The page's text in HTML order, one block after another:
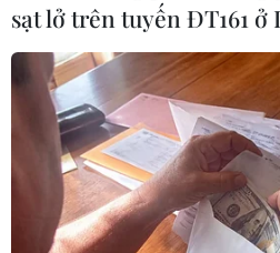
#An ninh #Quốc phòng
#Rodrigo Duterte
#Quân đội
Philippines
sạt lở trên tuyến ĐT161 ở